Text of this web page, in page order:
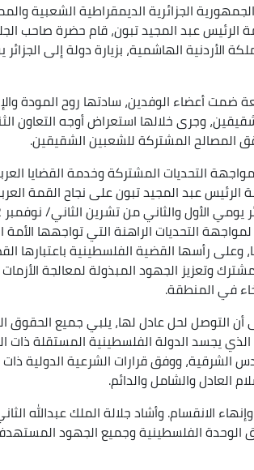
الجزائرية الديمقراطية الشعبية
الرئيس عبد المجيد تبون، قام حضرة صاحب
ضمت أعضاء الوفدين، سادتها روح المودة
وجرى خلالها استعراض أوجه التعاون
المصالح المشتركة للشعبين الشقيقين.
التحديات المشتركة وخدمة القضايا
الرئيس عبد المجيد تبون على نجاح القمة
التحديات الراهنة التي تواجهها الأمة
رأسها القضية الفلسطينية باعتبارها
وتعزيز الجهود المبذولة لمعالجة الأزمات
في المنطقة.
أن التوصل لحل عادل لها، يلبي جميع الحقوق
يجسد الدولة الفلسطينية المستقلة ذات
عام 1967 وعاصمتها القدس الشرقية، ووفق قرارات الشرعية الدولية
العادل والشامل والدائم.
الانقسام. وأشاد جلالة الملك عبدالله
الوحدة الفلسطينية وجميع الجهود